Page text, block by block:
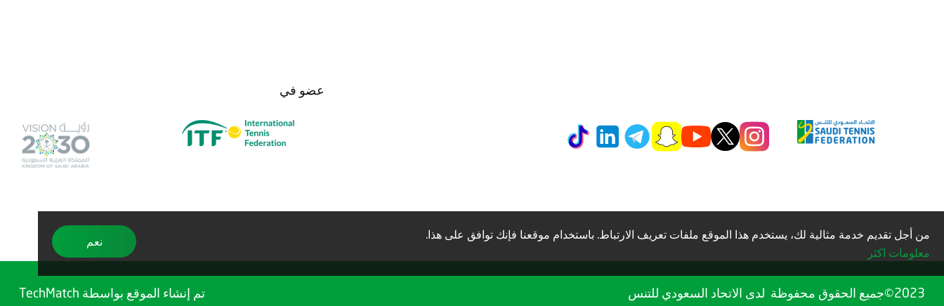
من أجل تقديم خدمة مثالية لك، يستخدم هذا الموقع ملفات تعريف الارتباط. باستخدام موقعنا فإنك توافق على هذا.
معلومات اكثر
نعم
عضو في
تم إنشاء الموقع بواسطة TechMatch 2023©جميع الحقوق محفوظة لدى الاتحاد السعودي للتنس